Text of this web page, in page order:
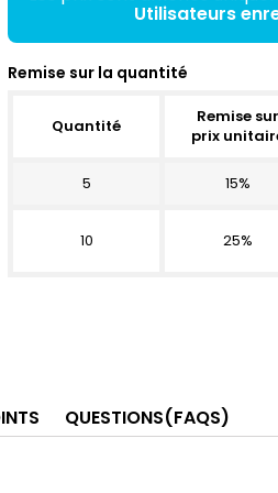
Utilisateurs
Remise sur la quantité
Quantité
Remise sur
prix
5 15%
10 25%
QUESTIONS(FAQS)